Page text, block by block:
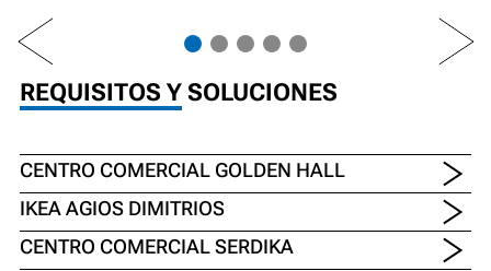
PREV NEXT
REQUISITOS Y SOLUCIONES
CENTRO COMERCIAL GOLDEN HALL
IKEA AGIOS DIMITRIOS
CENTRO COMERCIAL SERDIKA